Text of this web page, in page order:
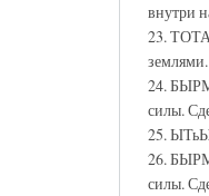
внутри
23.
землями.
24.
силы.
25. ЫТьЫ
26.
силы.